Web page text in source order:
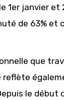
1er janvier et
de 63% et
que
le début